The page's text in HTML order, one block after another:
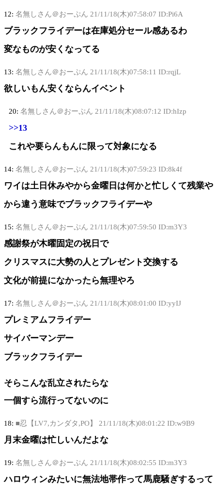
12: 名無しさん＠おーぷん 21/11/18(木)07:58:07 ID:Pi6A
ブラックフライデーは在庫処分セール感あるわ
変なものが安くなってる
13: 名無しさん＠おーぷん 21/11/18(木)07:58:11 ID:rqjL
欲しいもん安くならんイベント
20: 名無しさん＠おーぷん 21/11/18(木)08:07:12 ID:hIzp
>>13
これや要らんもんに限って対象になる
14: 名無しさん＠おーぷん 21/11/18(木)07:59:23 ID:8k4f
ワイは土日休みやから金曜日は何かと忙しくて残業や
から違う意味でブラックフライデーや
15: 名無しさん＠おーぷん 21/11/18(木)07:59:50 ID:m3Y3
感謝祭が木曜固定の祝日で
クリスマスに大勢の人とプレゼント交換する
文化が前提になかったら無理やろ
17: 名無しさん＠おーぷん 21/11/18(木)08:01:00 ID:yyIJ
プレミアムフライデー
サイバーマンデー
ブラックフライデー
そらこんな乱立されたらな
一個すら流行ってないのに
18: ■忍【LV7,カンダタ,PO】 21/11/18(木)08:01:22 ID:w9B9
月末金曜は忙しいんだよな
19: 名無しさん＠おーぷん 21/11/18(木)08:02:55 ID:m3Y3
ハロウィンみたいに無法地帯作って馬鹿騒ぎするって